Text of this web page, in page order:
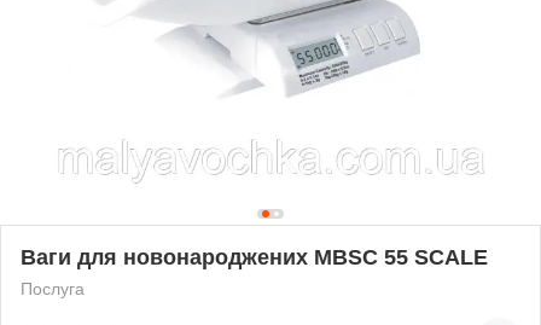
Ваги для новонароджених MBSC 55 SCALE
Послуга